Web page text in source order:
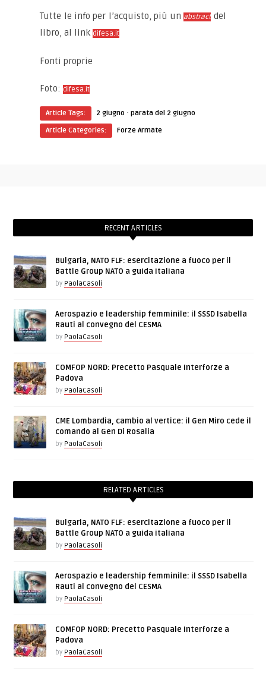
Tutte le info per l’acquisto, più unabstract del
libro, al linkdifesa.it
Fonti proprie
Foto:difesa.it
Article Tags: 2 giugno ·parata del 2 giugno
Article Categories:
Forze Armate
RECENT ARTICLES
Bulgaria, NATO FLF: esercitazione a fuoco per il
Battle Group NATO a guida italiana
by PaolaCasoli
Aerospazio e leadership femminile: il SSSD Isabella
Rauti al convegno del CESMA
by PaolaCasoli
COMFOP NORD: Precetto Pasquale Interforze a
Padova
by PaolaCasoli
CME Lombardia, cambio al vertice: il Gen Miro cede il
comando al Gen Di Rosalia
by PaolaCasoli
RELATED ARTICLES
Bulgaria, NATO FLF: esercitazione a fuoco per il
Battle Group NATO a guida italiana
by PaolaCasoli
Aerospazio e leadership femminile: il SSSD Isabella
Rauti al convegno del CESMA
by PaolaCasoli
COMFOP NORD: Precetto Pasquale Interforze a
Padova
by PaolaCasoli